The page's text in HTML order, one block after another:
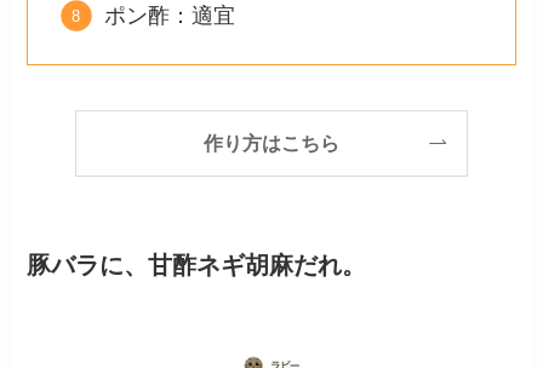
ポン酢：適宜
作り方はこちら
豚バラに、甘酢ネギ胡麻だれ。